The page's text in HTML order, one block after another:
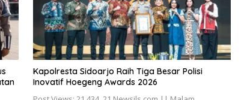
Kapolresta Sidoarjo Raih Tiga Besar Polisi
Inovatif Hoegeng Awards 2026